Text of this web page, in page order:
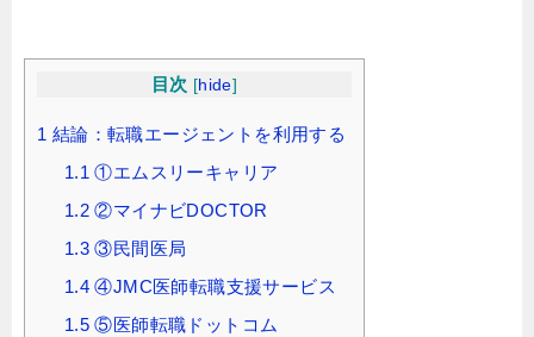
目次 [hide]
1 結論：転職エージェントを利用する
1.1 ①エムスリーキャリア
1.2 ②マイナビDOCTOR
1.3 ③民間医局
1.4 ④JMC医師転職支援サービス
1.5 ⑤医師転職ドットコム